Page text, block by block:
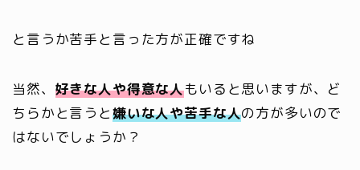
と言うか苦手と言った方が正確ですね
当然、 好きな人や得意な人もいると思いますが、ど
ちらかと言うと嫌いな人や苦手な人の方が多いので
はないでしょうか？